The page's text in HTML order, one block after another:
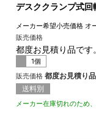
デスククランプ式回
メーカー希望小売価格 オ
販売価格
都度お見積り品です。
1個
販売価格 都度お見積り品
送料別
メーカー在庫切れのため